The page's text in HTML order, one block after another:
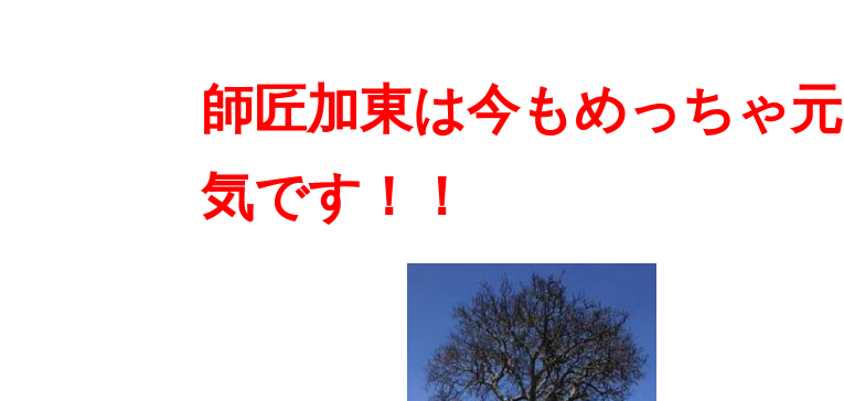
師匠加東は今もめっちゃ元
気です！！